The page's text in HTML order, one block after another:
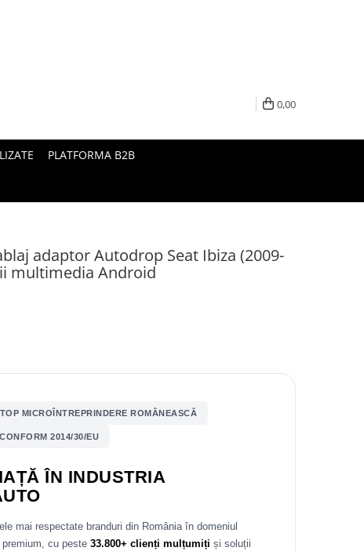
0,00
PLATFORMA B2B
adaptor Autodrop Seat Ibiza (2009-
multimedia Android
TOP MICROÎNTREPRINDERE ROMÂNEASCĂ
2014/30/EU
ÎN INDUSTRIA
mai respectate branduri din România în domeniul
cu peste 33.800+ clienți mulțumiți și soluții